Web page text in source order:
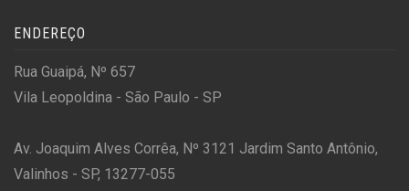
ENDEREÇO
Rua Guaipá, Nº 657
Vila Leopoldina - São Paulo - SP
Av. Joaquim Alves Corrêa, Nº 3121 Jardim Santo Antônio,
Valinhos - SP, 13277-055